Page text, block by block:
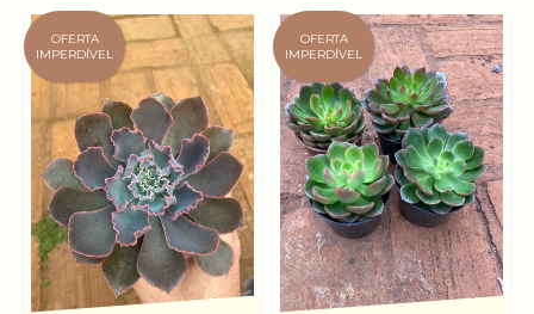
OFERTA
IMPERDÍVEL
OFERTA
IMPERDÍVEL